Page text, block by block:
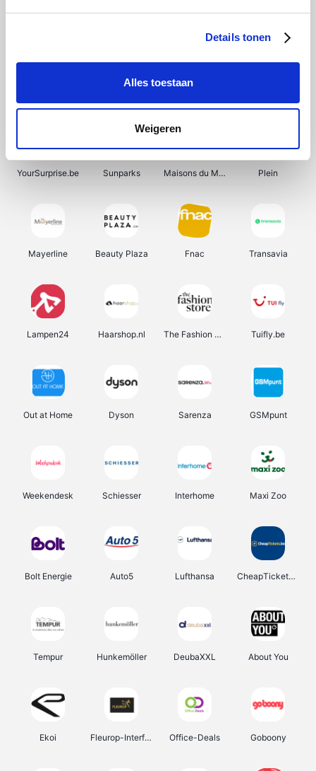
Details tonen
Alles toestaan
Weigeren
Bergfreunde Shein Pazzox Manutan
YourSurprise.be Sunparks Maisons du Monde Plein
Mayerline Beauty Plaza Fnac Transavia
Lampen24 Haarshop.nl The Fashion Store Tuifly.be
Out at Home Dyson Sarenza GSMpunt
Weekendesk Schiesser Interhome Maxi Zoo
Bolt Energie Auto5 Lufthansa CheapTickets.be
Tempur Hunkemöller DeubaXXL About You
Ekoi Fleurop-Interflora Office-Deals Goboony